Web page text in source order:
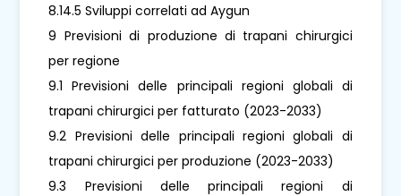
8.14.5 Sviluppi correlati ad Aygun
9 Previsioni di produzione di trapani chirurgici
per regione
9.1 Previsioni delle principali regioni globali di
trapani chirurgici per fatturato (2023-2033)
9.2 Previsioni delle principali regioni globali di
trapani chirurgici per produzione (2023-2033)
9.3 Previsioni delle principali regioni di